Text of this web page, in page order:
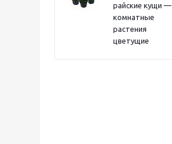
райские кущи —
комнатные
растения
цветущие